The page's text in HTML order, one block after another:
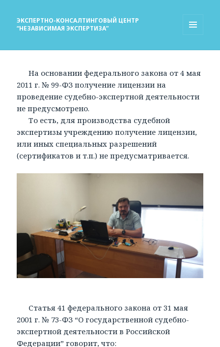
ЭКСПЕРТНО-КОНСАЛТИНГОВЫЙ ЦЕНТР
“НЕЗАВИСИМАЯ ЭКСПЕРТИЗА”
На основании федерального закона от 4 мая
2011 г. № 99-ФЗ получение лицензии на
проведение судебно-экспертной деятельности
не предусмотрено.
То есть, для производства судебной
экспертизы учреждению получение лицензии,
или иных специальных разрешений
(сертификатов и т.п.) не предусматривается.
Статья 41 федерального закона от 31 мая
2001 г. № 73-ФЗ “О государственной судебно-
экспертной деятельности в Российской
Федерации” говорит, что: